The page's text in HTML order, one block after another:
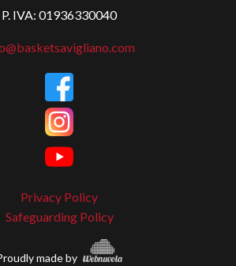
P. IVA: 01936330040
Privacy Policy
Safeguarding Policy
made by